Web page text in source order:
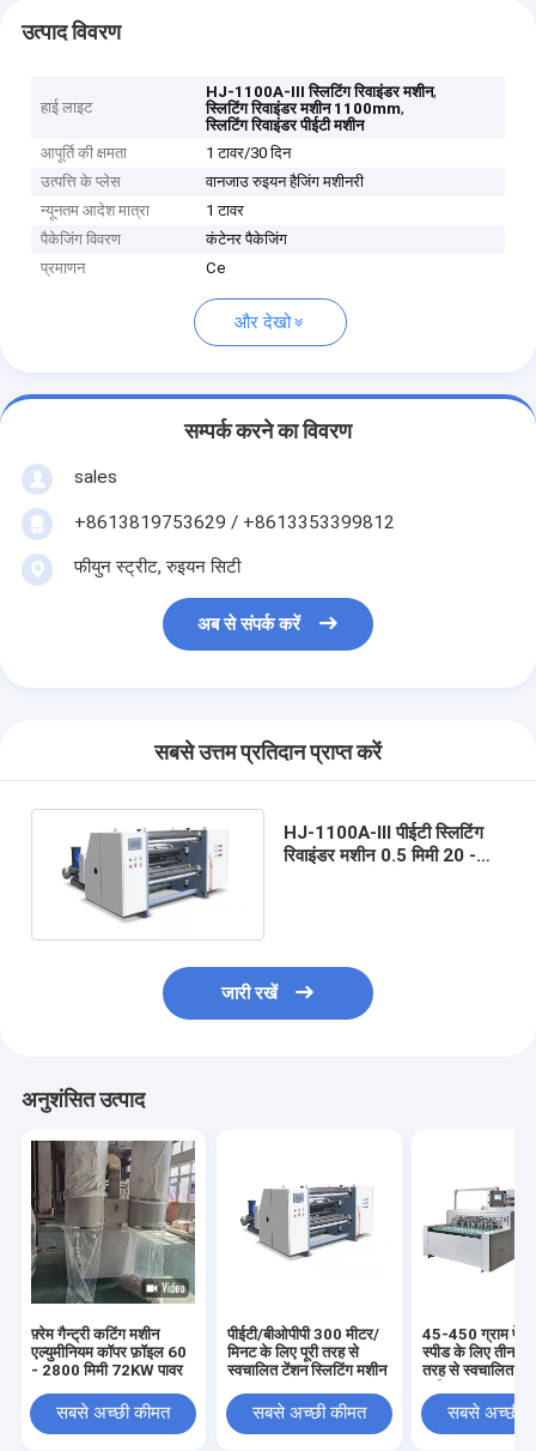
उत्पाद विवरण
हाई लाइट
HJ-1100A-III स्लिटिंग रिवाइंडर मशीन,
स्लिटिंग रिवाइंडर मशीन 1100mm,
स्लिटिंग रिवाइंडर पीईटी मशीन
आपूर्ति की क्षमता
1 टावर/30 दिन
उत्पत्ति के प्लेस
वानजाउ रुइयन हैजिंग मशीनरी
न्यूनतम आदेश मात्रा
1 टावर
पैकेजिंग विवरण
कंटेनर पैकेजिंग
प्रमाणन
Ce
और देखो
सम्पर्क करने का विवरण
sales
+8613819753629 / +8613353399812
फीयुन स्ट्रीट, रुइयन सिटी
अब से संपर्क करें
सबसे उत्तम प्रतिदान प्राप्त करें
HJ-1100A-III पीईटी स्लिटिंग
रिवाइंडर मशीन 0.5 मिमी 20 -
जारी रखें
अनुशंसित उत्पाद
फ़्रेम गैन्ट्री कटिंग मशीन
एल्युमीनियम कॉपर फ़ॉइल 60
- 2800 मिमी 72KW पावर
सबसे अच्छी कीमत
पीईटी/बीओपीपी 300 मीटर/
मिनट के लिए पूरी तरह से
स्वचालित टेंशन स्लिटिंग मशीन
सबसे अच्छी कीमत
45-450 ग्राम पेपर
स्पीड के लिए तीन
तरह से स्वचालित
सबसे अच्छी